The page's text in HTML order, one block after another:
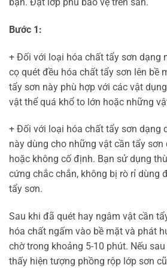
Bước 1:
+ Đối với loại hóa chất tẩy sơn dạng
cọ quét đều hóa chất tẩy sơn lên bề
tẩy sơn này phù hợp với các vật
vật thể quá khổ to lớn hoặc những
+ Đối với loại hóa chất tẩy sơn dạng
này dùng cho những vật cần tẩy
hoặc không cố định. Bạn sử dụng
cứng chắc chắn, không bị rò rỉ dùng
tẩy sơn.
Sau khi đã quét hay ngâm vật cần
hóa chất ngấm vào bề mặt và phát
chờ trong khoảng 5-10 phút. Nếu
thấy hiện tượng phồng rộp lớp sơn